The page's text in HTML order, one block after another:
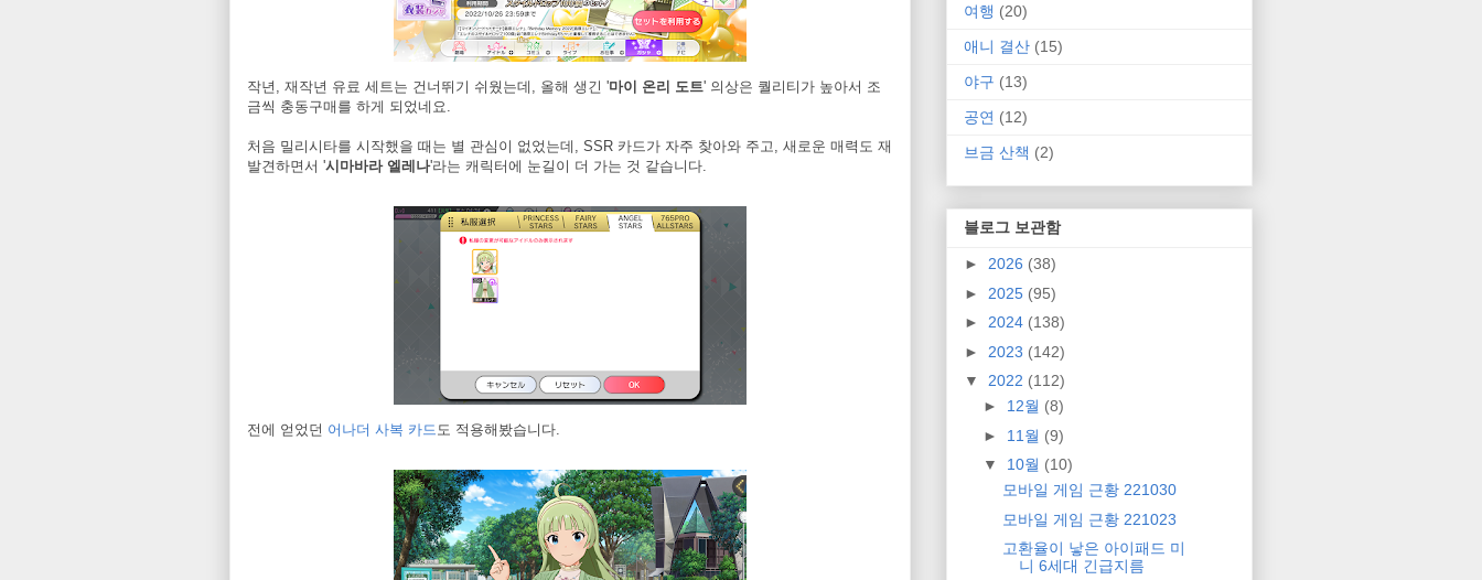
작년, 재작년 유료 세트는 건너뛰기 쉬웠는데, 올해 생긴 '마이 온리 도트' 의상은 퀄리티가 높아서 조
금씩 충동구매를 하게 되었네요.
처음 밀리시타를 시작했을 때는 별 관심이 없었는데, SSR 카드가 자주 찾아와 주고, 새로운 매력도 재
발견하면서 '시마바라 엘레나'라는 캐릭터에 눈길이 더 가는 것 같습니다.
전에 얻었던 어나더 사복 카드도 적용해봤습니다.
여행 (20)
애니 결산 (15)
야구 (13)
공연 (12)
브금 산책 (2)
블로그 보관함
► 2026 (38)
► 2025 (95)
► 2024 (138)
► 2023 (142)
▼ 2022 (112)
► 12월 (8)
► 11월 (9)
▼ 10월 (10)
모바일 게임 근황 221030
모바일 게임 근황 221023
고환율이 낳은 아이패드 미
니 6세대 긴급지름